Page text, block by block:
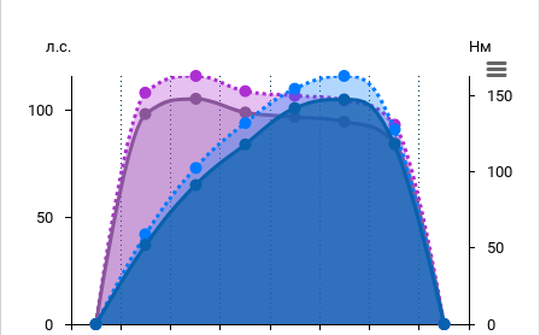
л.с. Нм
0
50
100
0
50
100
150